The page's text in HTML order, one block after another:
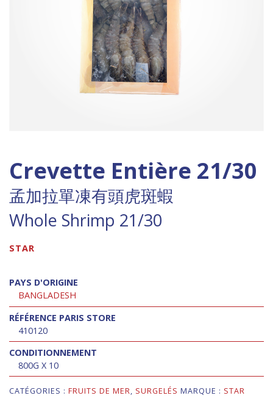
Crevette Entière 21/30
孟加拉單凍有頭虎斑蝦
Whole Shrimp 21/30
STAR
PAYS D'ORIGINE
BANGLADESH
RÉFÉRENCE PARIS STORE
410120
CONDITIONNEMENT
800G X 10
CATÉGORIES : FRUITS DE MER, SURGELÉS MARQUE : STAR